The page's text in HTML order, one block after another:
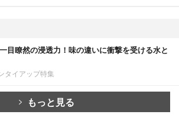
目瞭然の浸透力！味の違いに衝撃を受ける水と
タイアップ特集
もっと見る